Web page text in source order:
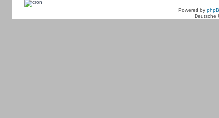
Powered by
Deutsche